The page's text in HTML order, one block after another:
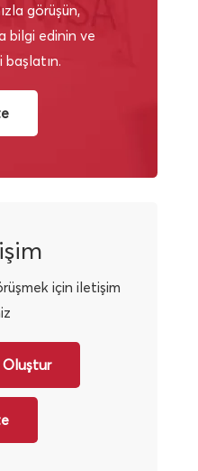
görüşün,
bilgi edinin ve
başlatın.
için iletişim
Oluştur